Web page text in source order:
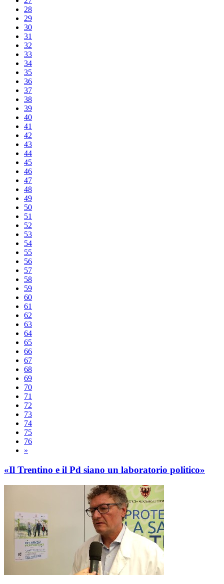
28
29
30
31
32
33
34
35
36
37
38
39
40
41
42
43
44
45
46
47
48
49
50
51
52
53
54
55
56
57
58
59
60
61
62
63
64
65
66
67
68
69
70
71
72
73
74
75
76
»
«Il Trentino e il Pd siano un laboratorio politico»